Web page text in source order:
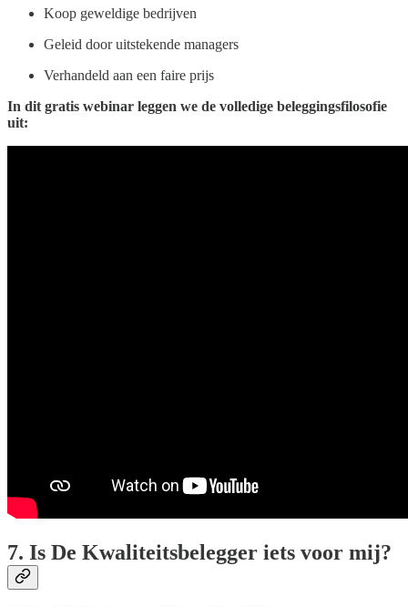
Koop geweldige bedrijven
Geleid door uitstekende managers
Verhandeld aan een faire prijs
In dit gratis webinar leggen we de volledige beleggingsfilosofie
uit:
7. Is De Kwaliteitsbelegger iets voor mij?